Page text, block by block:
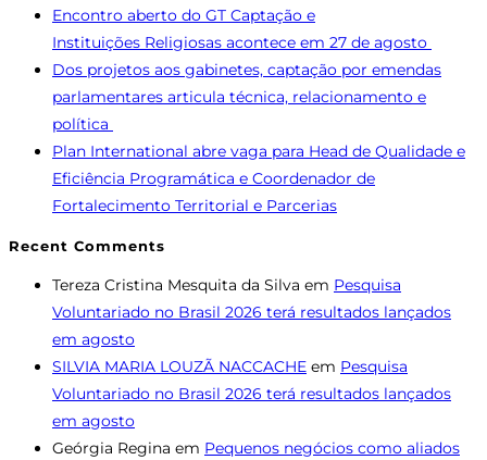
Encontro aberto do GT Captação e
Instituições Religiosas acontece em 27 de agosto
Dos projetos aos gabinetes, captação por emendas
parlamentares articula técnica, relacionamento e
política
Plan International abre vaga para Head de Qualidade e
Eficiência Programática e Coordenador de
Fortalecimento Territorial e Parcerias
Recent Comments
Tereza Cristina Mesquita da Silva em Pesquisa
Voluntariado no Brasil 2026 terá resultados lançados
em agosto
SILVIA MARIA LOUZÃ NACCACHE em Pesquisa
Voluntariado no Brasil 2026 terá resultados lançados
em agosto
Geórgia Regina em Pequenos negócios como aliados